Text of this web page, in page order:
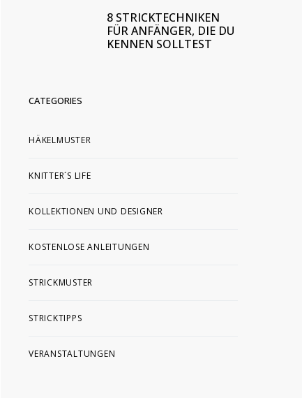
8 STRICKTECHNIKEN
FÜR ANFÄNGER, DIE DU
KENNEN SOLLTEST
CATEGORIES
HÄKELMUSTER
KNITTER´S LIFE
KOLLEKTIONEN UND DESIGNER
KOSTENLOSE ANLEITUNGEN
STRICKMUSTER
STRICKTIPPS
VERANSTALTUNGEN